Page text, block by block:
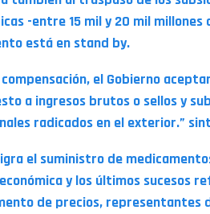
-entre 15 mil y 20 mil millones
está en stand by.
el Gobierno
a ingresos brutos o sellos y
radicados en el exterior.”
el suministro de
y los últimos sucesos
de precios, representantes